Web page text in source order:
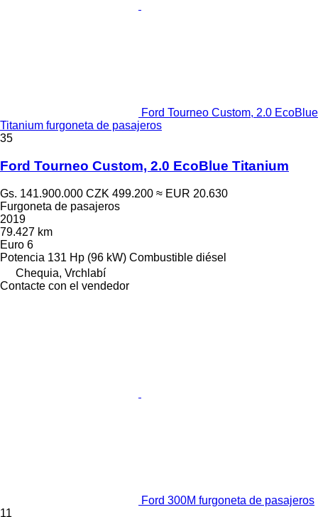
Ford Tourneo Custom, 2.0 EcoBlue
Titanium furgoneta de pasajeros
35
Ford Tourneo Custom, 2.0 EcoBlue Titanium
Gs. 141.900.000 CZK 499.200 ≈ EUR 20.630
Furgoneta de pasajeros
2019
79.427 km
Euro 6
Potencia 131 Hp (96 kW) Combustible diésel
Chequia, Vrchlabí
Contacte con el vendedor
Ford 300M furgoneta de pasajeros
11